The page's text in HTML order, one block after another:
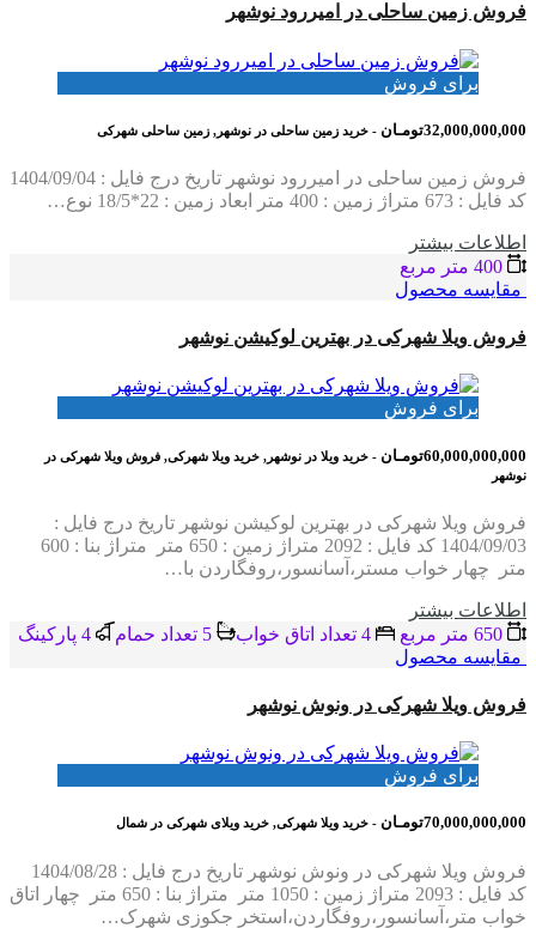
فروش زمین ساحلی در امیررود نوشهر
برای فروش
32,000,000,000تومـان - خرید زمین ساحلی در نوشهر, زمین ساحلی شهرکی
فروش زمین ساحلی در امیررود نوشهر تاریخ درج فایل : 1404/09/04
کد فایل : 673 متراژ زمین : 400 متر ابعاد زمین : 22*18/5 نوع…
اطلاعات بيشتر
مقایسه محصول
فروش ویلا شهرکی در بهترین لوکیشن نوشهر
برای فروش
60,000,000,000تومـان
- خرید ویلا در نوشهر, خرید ویلا شهرکی, فروش ویلا شهرکی در
نوشهر
فروش ویلا شهرکی در بهترین لوکیشن نوشهر تاریخ درج فایل :
1404/09/03 کد فایل : 2092 متراژ زمین : 650 متر متراژ بنا : 600
متر چهار خواب مستر،آسانسور،روفگاردن با…
اطلاعات بيشتر
مقایسه محصول
فروش ویلا شهرکی در ونوش نوشهر
برای فروش
70,000,000,000تومـان - خرید ویلا شهرکی, خرید ویلای شهرکی در شمال
فروش ویلا شهرکی در ونوش نوشهر تاریخ درج فایل : 1404/08/28
کد فایل : 2093 متراژ زمین : 1050 متر متراژ بنا : 650 متر چهار اتاق
خواب متر،آسانسور،روفگاردن،استخر جکوزی شهرک…